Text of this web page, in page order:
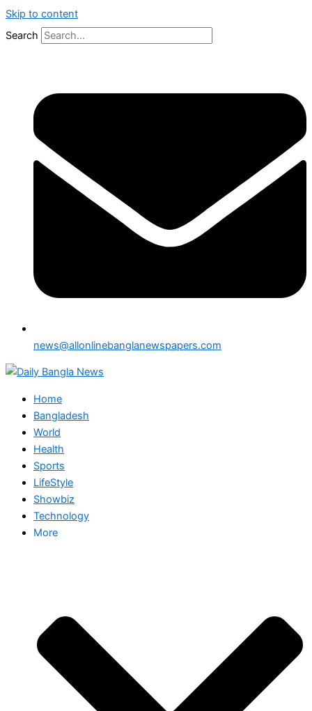
Skip to content
Search
news@allonlinebanglanewspapers.com
Home
Bangladesh
World
Health
Sports
LifeStyle
Showbiz
Technology
More